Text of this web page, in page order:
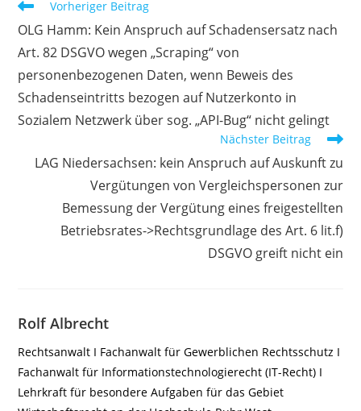
Weitere
ansehen
Vorheriger Beitrag
OLG Hamm: Kein Anspruch auf Schadensersatz nach
Art. 82 DSGVO wegen „Scraping“ von
personenbezogenen Daten, wenn Beweis des
Schadenseintritts bezogen auf Nutzerkonto in
Sozialem Netzwerk über sog. „API-Bug“ nicht gelingt
Nächster Beitrag
LAG Niedersachsen: kein Anspruch auf Auskunft zu
Vergütungen von Vergleichspersonen zur
Bemessung der Vergütung eines freigestellten
Betriebsrates->Rechtsgrundlage des Art. 6 lit.f)
DSGVO greift nicht ein
Rolf Albrecht
Rechtsanwalt I Fachanwalt für Gewerblichen Rechtsschutz I
Fachanwalt für Informationstechnologierecht (IT-Recht) I
Lehrkraft für besondere Aufgaben für das Gebiet